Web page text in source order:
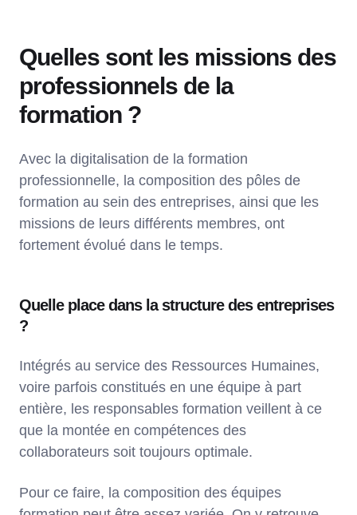
Quelles sont les missions des
professionnels de la
formation ?
Avec la digitalisation de la formation
professionnelle, la composition des pôles de
formation au sein des entreprises, ainsi que les
missions de leurs différents membres, ont
fortement évolué dans le temps.
Quelle place dans la structure des entreprises
?
Intégrés au service des Ressources Humaines,
voire parfois constitués en une équipe à part
entière, les responsables formation veillent à ce
que la montée en compétences des
collaborateurs soit toujours optimale.
Pour ce faire, la composition des équipes